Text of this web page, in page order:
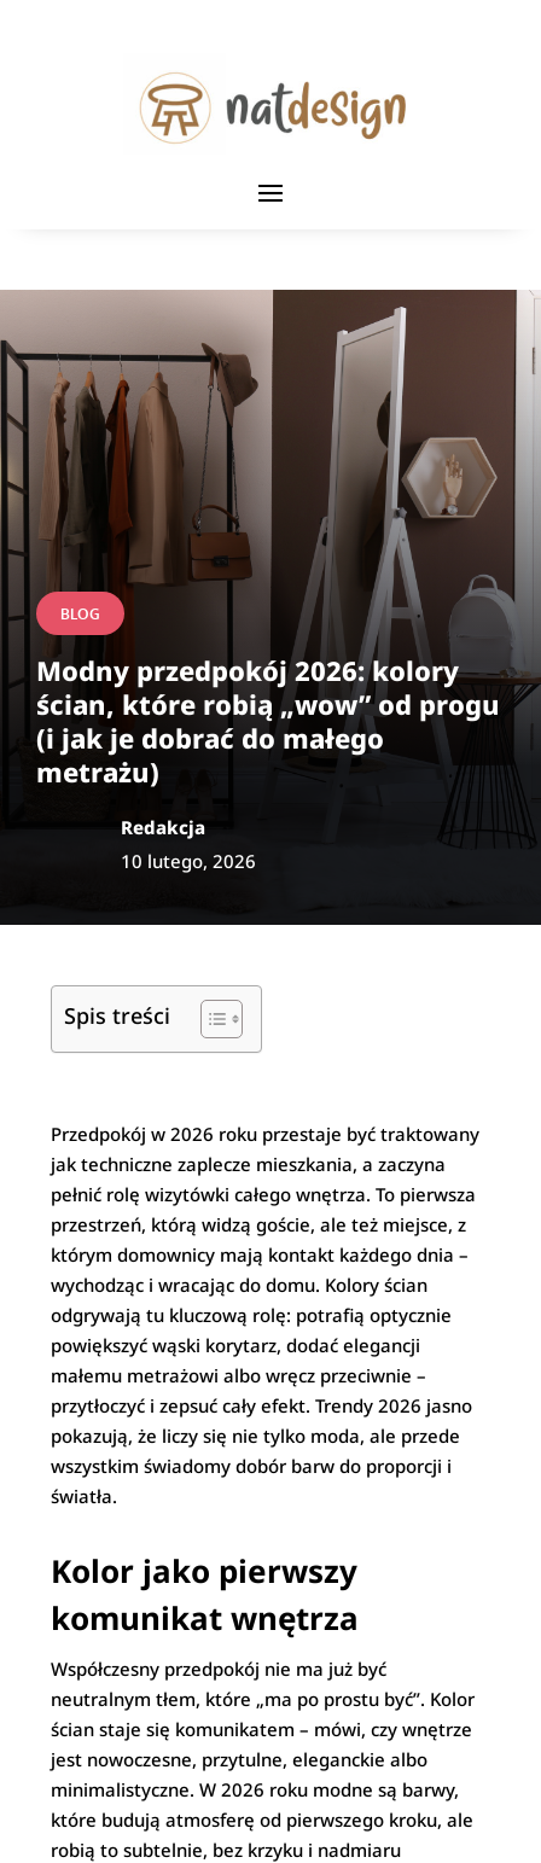
BLOG
Modny przedpokój 2026: kolory
ścian, które robią „wow” od progu
(i jak je dobrać do małego
metrażu)
Redakcja
10 lutego, 2026
Spis treści
Przedpokój w 2026 roku przestaje być traktowany
jak techniczne zaplecze mieszkania, a zaczyna
pełnić rolę wizytówki całego wnętrza. To pierwsza
przestrzeń, którą widzą goście, ale też miejsce, z
którym domownicy mają kontakt każdego dnia –
wychodząc i wracając do domu. Kolory ścian
odgrywają tu kluczową rolę: potrafią optycznie
powiększyć wąski korytarz, dodać elegancji
małemu metrażowi albo wręcz przeciwnie –
przytłoczyć i zepsuć cały efekt. Trendy 2026 jasno
pokazują, że liczy się nie tylko moda, ale przede
wszystkim świadomy dobór barw do proporcji i
światła.
Kolor jako pierwszy
komunikat wnętrza
Współczesny przedpokój nie ma już być
neutralnym tłem, które „ma po prostu być”. Kolor
ścian staje się komunikatem – mówi, czy wnętrze
jest nowoczesne, przytulne, eleganckie albo
minimalistyczne. W 2026 roku modne są barwy,
które budują atmosferę od pierwszego kroku, ale
robią to subtelnie, bez krzyku i nadmiaru